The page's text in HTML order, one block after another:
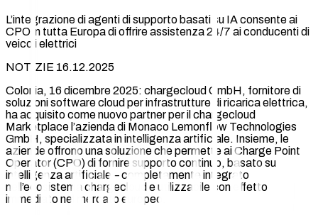
L’integrazione di agenti di supporto basati su IA consente ai
CPO in tutta Europa di offrire assistenza 24/7 ai conducenti di
veicoli elettrici
NOTIZIE 16.12.2025
Colonia, 16 dicembre 2025: chargecloud GmbH, fornitore di
soluzioni software cloud per infrastrutture di ricarica elettrica,
ha acquisito come nuovo partner per il chargecloud
Marketplace l’azienda di Monaco Lemonflow Technologies
GmbH, specializzata in intelligenza artificiale. Insieme, le
aziende offrono una soluzione che permette ai Charge Point
Operator (CPO) di fornire supporto continuo, basato su
intelligenza artificiale – completamente integrato
nell’ecosistema chargecloud e utilizzabile con effetto
immediato nel mercato europeo.